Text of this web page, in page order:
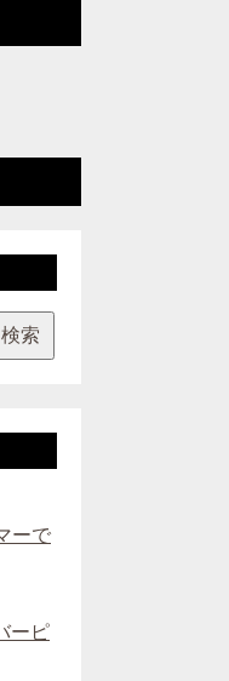
検索
ーで
ーピ